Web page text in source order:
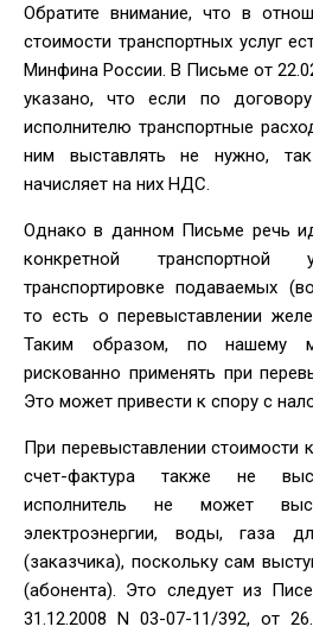
Обратите внимание, что в
стоимости транспортных услуг
Минфина России. В Письме от
указано, что если по
исполнителю транспортные
ним выставлять не нужно,
начисляет на них НДС.
Однако в данном Письме речь
конкретной
транспортировке подаваемых
то есть о перевыставлении
Таким образом, по нашему
рискованно применять при
Это может привести к спору с
При перевыставлении стоимости
счет-фактура также не
исполнитель не может
электроэнергии, воды, газа
(заказчика), поскольку сам
(абонента). Это следует из
31.12.2008 N 03-07-11/392, от